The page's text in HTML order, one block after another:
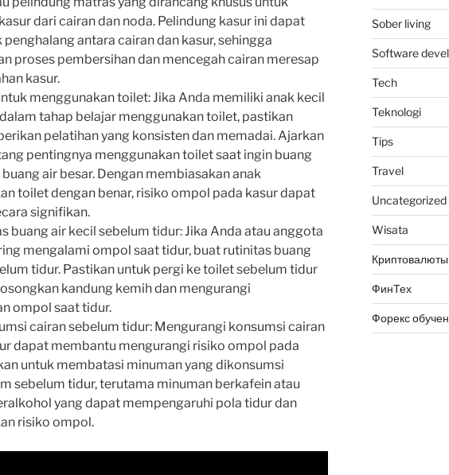
dari cairan dan noda. Pelindung kasur ini dapat
antara cairan dan kasur, sehingga
proses pembersihan dan mencegah cairan meresap
kasur.
menggunakan toilet: Jika Anda memiliki anak kecil
tahap belajar menggunakan toilet, pastikan
pelatihan yang konsisten dan memadai. Ajarkan
pentingnya menggunakan toilet saat ingin buang
air besar. Dengan membiasakan anak
toilet dengan benar, risiko ompol pada kasur dapat
signifikan.
buang air kecil sebelum tidur: Jika Anda atau anggota
mengalami ompol saat tidur, buat rutinitas buang
tidur. Pastikan untuk pergi ke toilet sebelum tidur
kandung kemih dan mengurangi
ompol saat tidur.
cairan sebelum tidur: Mengurangi konsumsi cairan
dapat membantu mengurangi risiko ompol pada
untuk membatasi minuman yang dikonsumsi
sebelum tidur, terutama minuman berkafein atau
yang dapat mempengaruhi pola tidur dan
risiko ompol.
Sober living
Software
Tech
Teknologi
Tips
Travel
Uncategorized
Wisata
Криптовалюты
ФинТех
Форекс